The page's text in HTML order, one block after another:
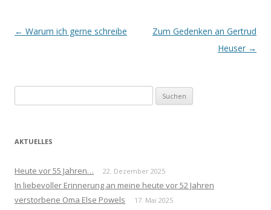
Beitrags-
← Warum ich gerne schreibe
Zum Gedenken an Gertrud
Heuser →
nach:
AKTUELLES
Heute vor 55 Jahren… 22. Dezember 2025
In liebevoller Erinnerung an meine heute vor 52 Jahren
verstorbene Oma Else Powels
17. Mai 2025